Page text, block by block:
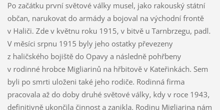
Po začátku první světové války musel, jako rakouský státní
občan, narukovat do armády a bojoval na východní frontě
v Haliči. Zde v květnu roku 1915, v bitvě u Tarnbrzegu, padl.
V měsíci srpnu 1915 byly jeho ostatky převezeny
z haličského bojiště do Opavy a následně pohřbeny
v rodinné hrobce Migliarinů na hřbitově v Kateřinkách. Sem
byli po smrti uloženi také jeho rodiče. Rodinná firma
pracovala až do doby druhé světové války, kdy v roce 1943,
definitivně ukončila činnost a zanikla. Rodinu Migliarina nám